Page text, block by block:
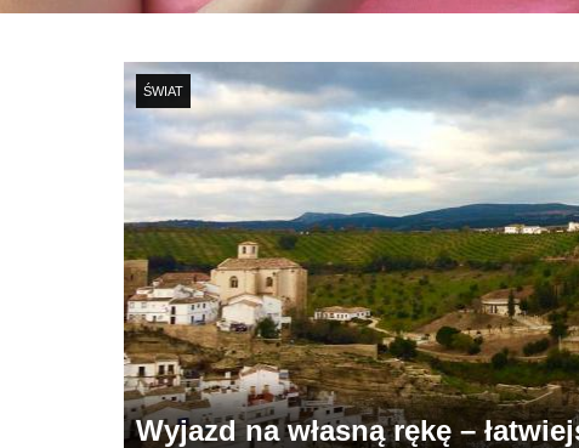
ŚWIAT
Wyjazd na własną rękę –